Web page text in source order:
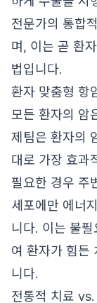
전문가의 통합
며, 이는 곧 환자
법입니다.
환자 맞춤형 항
모든 환자의 암
제팀은 환자의
대로 가장 효과
필요한 경우 주
세포에만 에너
니다. 이는 불
여 환자가 힘든
니다.
전통적 치료